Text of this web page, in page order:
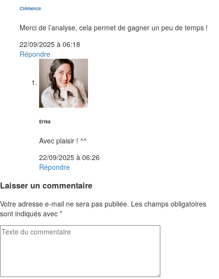
Clémencedit :
Merci de l’analyse, cela permet de gagner un peu de temps !
22/09/2025 à 06:18
Répondre
Erikadit :
Avec plaisir ! ^^
22/09/2025 à 06:26
Répondre
Laisser un commentaire
Votre adresse e-mail ne sera pas publiée. Les champs obligatoires
sont indiqués avec *